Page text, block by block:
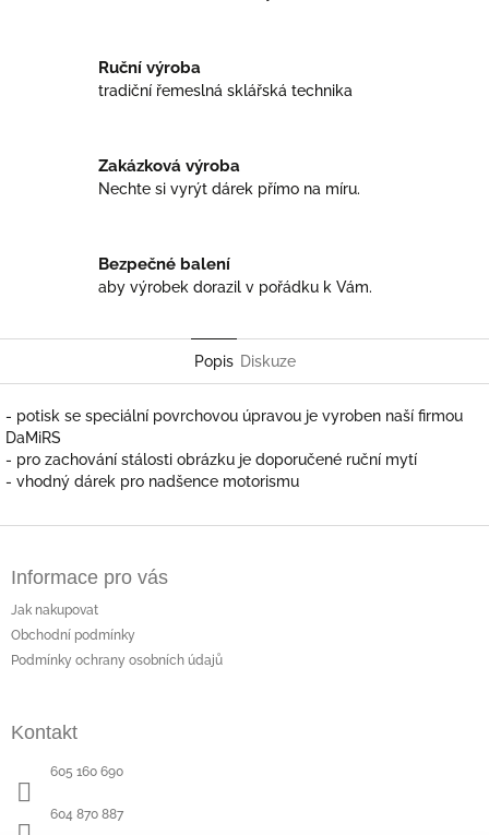
Ruční výroba
tradiční řemeslná sklářská technika
Zakázková výroba
Nechte si vyrýt dárek přímo na míru.
Bezpečné balení
aby výrobek dorazil v pořádku k Vám.
Popis Diskuze
- potisk se speciální povrchovou úpravou je vyroben naší firmou
DaMiRS
- pro zachování stálosti obrázku je doporučené ruční mytí
- vhodný dárek pro nadšence motorismu
Informace pro vás
Jak nakupovat
Obchodní podmínky
Podmínky ochrany osobních údajů
Kontakt
605 160 690
604 870 887